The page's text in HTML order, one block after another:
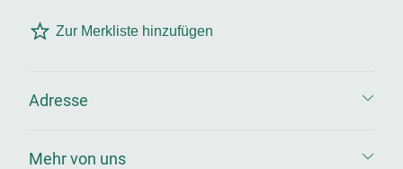
Zur Merkliste hinzufügen
Adresse
Mehr von uns